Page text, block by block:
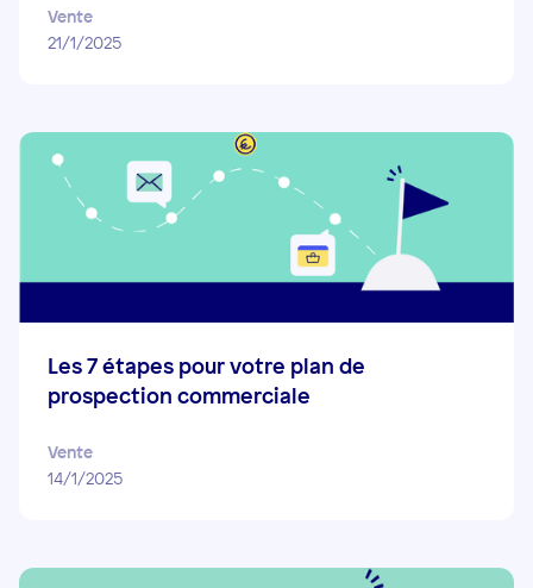
Vente
21/1/2025
Les 7 étapes pour votre plan de
prospection commerciale
Vente
14/1/2025